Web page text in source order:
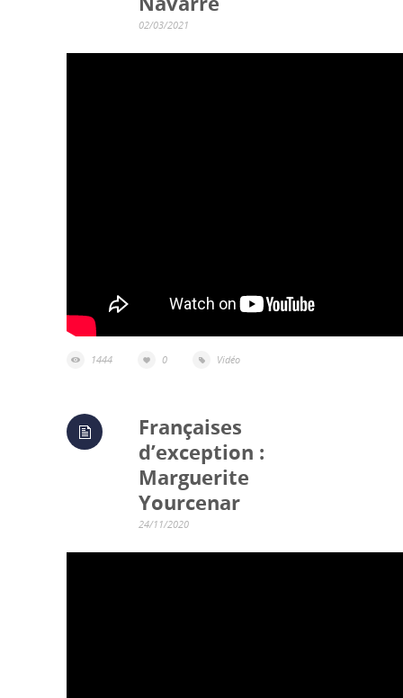
02/03/2021
1444 0 Vidéo
Françaises
d’exception :
Marguerite
Yourcenar
24/11/2020